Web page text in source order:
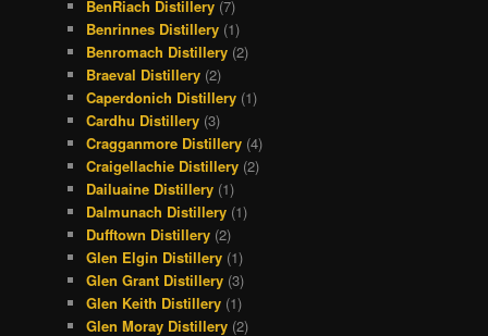
BenRiach Distillery (7)
Benrinnes Distillery (1)
Benromach Distillery (2)
Braeval Distillery (2)
Caperdonich Distillery (1)
Cardhu Distillery (3)
Cragganmore Distillery (4)
Craigellachie Distillery (2)
Dailuaine Distillery (1)
Dalmunach Distillery (1)
Dufftown Distillery (2)
Glen Elgin Distillery (1)
Glen Grant Distillery (3)
Glen Keith Distillery (1)
Glen Moray Distillery (2)